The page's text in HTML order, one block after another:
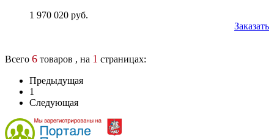
1 970 020 руб.
Заказать
Всего 6 товаров , на 1 страницах:
Предыдущая
1
Следующая